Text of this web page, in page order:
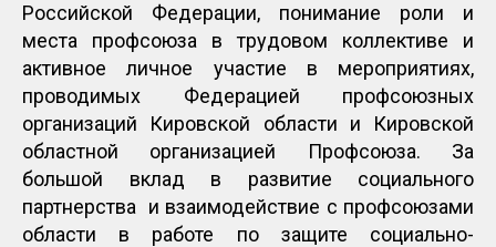
Российской Федерации, понимание роли и
места профсоюза в трудовом коллективе и
активное личное участие в мероприятиях,
проводимых Федерацией профсоюзных
организаций Кировской области и Кировской
областной организацией Профсоюза. За
большой вклад в развитие социального
партнерства и взаимодействие с профсоюзами
области в работе по защите социально-